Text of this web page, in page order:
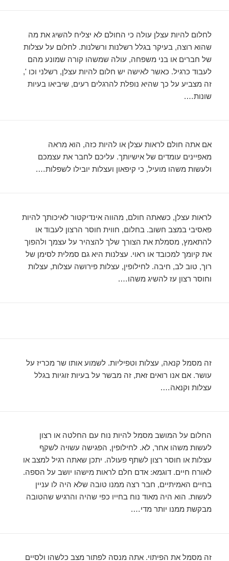
לחלום להיות עצלן עולה כי החולם לא יצליח להשיג את מה
שהוא רוצה, בעיקר בגלל רשלנות ורשלנות. לחלום על עצלות
של חברים או בני משפחה, עולה שמשהו קורה שמונע מהם
לעבוד כרגיל. כאשר לאישה יש חלום להיות עצלן, רשלני וכו ',
זה מצביע על כך שהיא נופלת להרגלים רעים, שיביאו בעיות
שונות….
אם אתה חולם לראות עצלן או להיות כזה, הוא מראה
מאפיינים עומדים של אישיותך. עליכם לחבר את עצמכם
ולעשות משהו מועיל, כי קיפאון ועצלות יובילו לשפלות….
לראות עצלן, כשאתה חולם, מהווה אינדיקטור לאיכותך להיות
פאסיבי במצב חשוב. בחלום, חווית חוסר הרצון לעבוד או
להתאמץ, מסמלת את הצורך שלך להצהיר על עצמך ולהפוך
את קיומך למכובד או ראוי. עצלנות היא גם סמלית לסימן של
רוך, טוב לב, חיבה. לחילופין, עצלות פירושה עצלות, עצלות
וחוסר רצון עז להשיג משהו….
זה מסמל קנאה, עצלות וטפיליות. לשמוע אותו שר מכריז על
עושר. אם אנו רואים זאת, זה מבשר על בעיות זוגיות בגלל
עצלות וקנאה….
החלום על המושב מסמל להיות נוח עם החלטה או רצון
לעשות משהו אחר, לא. לחילופין, הפגישה עשויה לשקף
עצלות או חוסר רצון לשתף פעולה. יתכן שאתה רגיל למצב או
לאורח חיים. דוגמא: אדם חלם לראות מישהו יושב על הספה.
בחיים האמיתיים, חבר רצה ממנו טובה שלא היה לו עניין
לעשות. הוא היה מאוד נוח בחייו כפי שהיה והרגיש שהטובה
מבקשת ממנו יותר מדי….
זה מסמל את הפיתוי. אתה מנסה לפתור מצב כלשהו ולסיים